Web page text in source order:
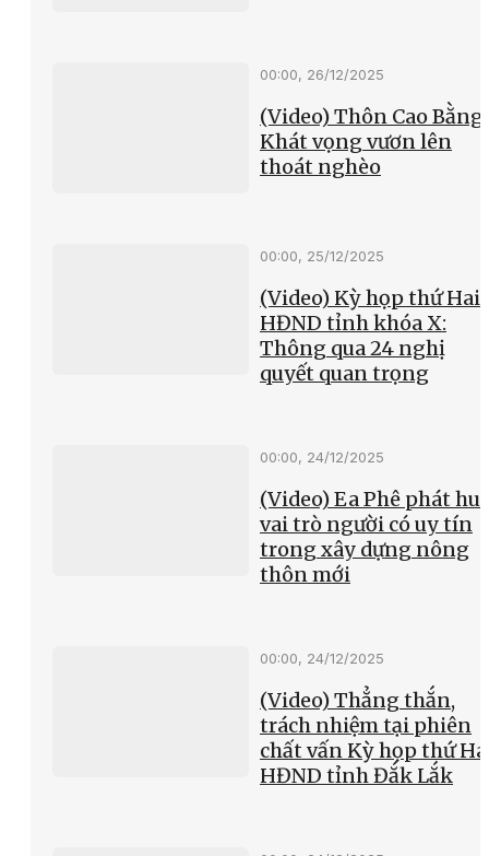
00:00, 26/12/2025
(Video) Thôn Cao
Khát vọng vươn lên
thoát nghèo
00:00, 25/12/2025
(Video) Kỳ họp thứ Hai
HĐND tỉnh khóa X:
Thông qua 24 nghị
quyết quan trọng
00:00, 24/12/2025
(Video) Ea Phê phát
vai trò người có uy tín
trong xây dựng nông
thôn mới
00:00, 24/12/2025
(Video) Thẳng thắn,
trách nhiệm tại phiên
chất vấn Kỳ họp thứ
HĐND tỉnh Đắk Lắk